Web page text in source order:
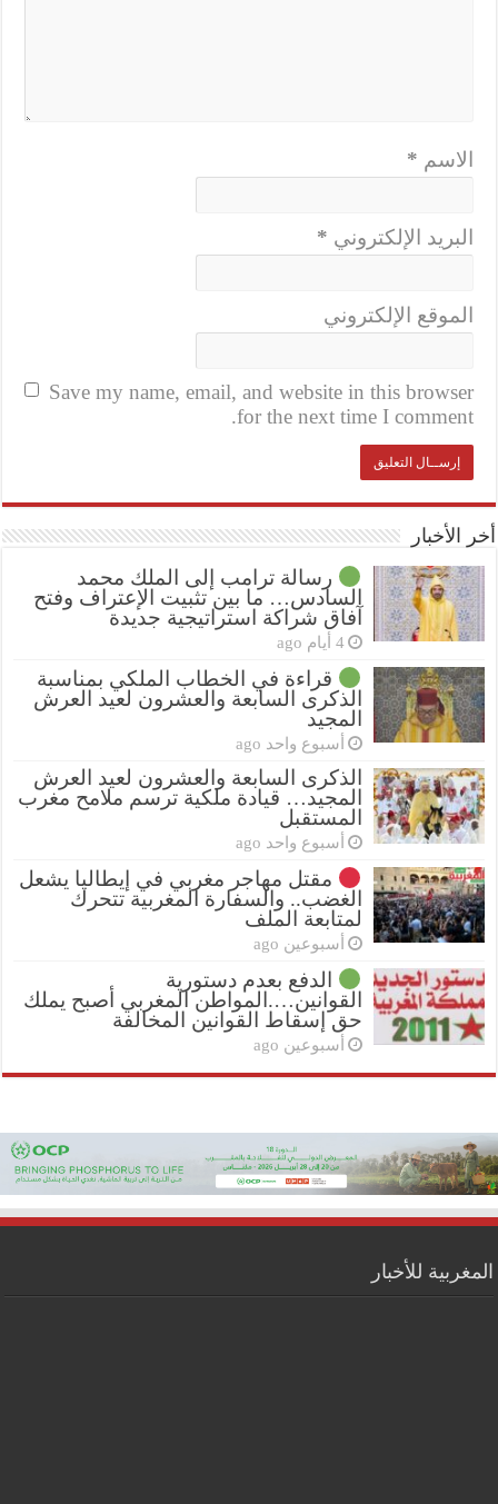
الاسم *
البريد الإلكتروني *
الموقع الإلكتروني
Save my name, email, and website in this browser
for the next time I comment.
أخر الأخبار
رسالة ترامب إلى الملك محمد
السادس… ما بين تثبيت الإعتراف وفتح
آفاق شراكة استراتيجية جديدة
4 أيام ago
قراءة في الخطاب الملكي بمناسبة
الذكرى السابعة والعشرون لعيد العرش
المجيد
أسبوع واحد ago
الذكرى السابعة والعشرون لعيد العرش
المجيد… قيادة ملكية ترسم ملامح مغرب
المستقبل
أسبوع واحد ago
مقتل مهاجر مغربي في إيطاليا يشعل
الغضب.. والسفارة المغربية تتحرك
لمتابعة الملف
أسبوعين ago
الدفع بعدم دستورية
القوانين….المواطن المغربي أصبح يملك
حق إسقاط القوانين المخالفة
أسبوعين ago
المغربية للأخبار